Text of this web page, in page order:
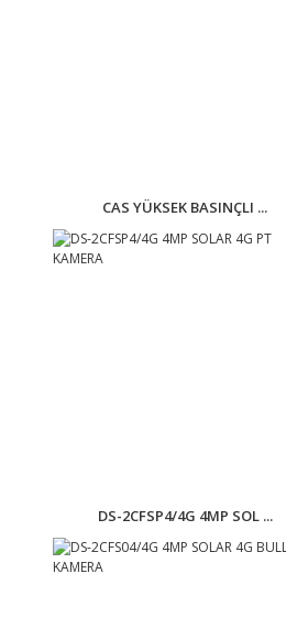
CAS YÜKSEK BASINÇLI ...
DS-2CFSP4/4G 4MP SOL ...